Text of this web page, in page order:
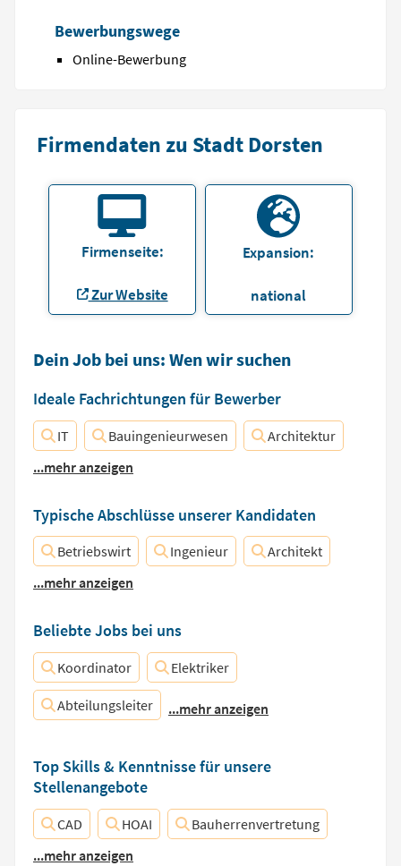
Bewerbungswege
Online-Bewerbung
Firmendaten zu Stadt Dorsten
Firmenseite:
Zur Website
Expansion:
national
Dein Job bei uns: Wen wir suchen
Ideale Fachrichtungen für Bewerber
IT Bauingenieurwesen
Architektur
...mehr anzeigen
Typische Abschlüsse unserer Kandidaten
Betriebswirt Ingenieur
Architekt
...mehr anzeigen
Beliebte Jobs bei uns
Koordinator Elektriker
Abteilungsleiter ...mehr anzeigen
Top Skills & Kenntnisse für unsere
Stellenangebote
CAD HOAI
Bauherrenvertretung
...mehr anzeigen